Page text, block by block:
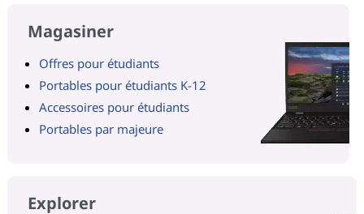
Magasiner
Offres pour étudiants
Portables pour étudiants K-12
Accessoires pour étudiants
Portables par majeure
Explorer